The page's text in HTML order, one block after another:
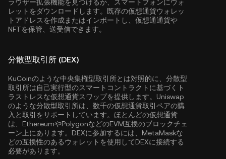
ラウザー拡張機能を見つけるか、スマートフォンにウォ
レットをダウンロードします。既存の仮想通貨ウォレッ
トアドレスを作成またはインポートし、仮想通通貨や
NFTを保管、送受信できます。
分散型取引所 (DEX)
KuCoinのような中央集権型取引所とは対照的に、分散型
取引所は自己実行型のスマートコントラクトに基づくト
ラストレスな仮想通貨スワップを提供します。Uniswap
のような分散型取引所は、数千の仮想通貨取引ペアの購
入と取引をサポートしています。ほとんどの仮想通貨
は、 EthereumやPolygonなどのEVM互換のブロックチェ
ーン上にあります。DEXに参加するには、MetaMaskな
どの互換性のあるウォレットを使用してDEXに接続する
必要があります。